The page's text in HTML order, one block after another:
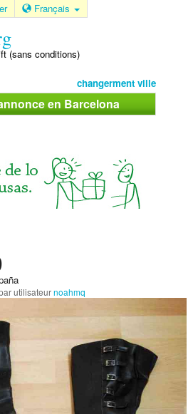
Français
(sans conditions)
changerment ville
en Barcelona
utilisateurnoahmq